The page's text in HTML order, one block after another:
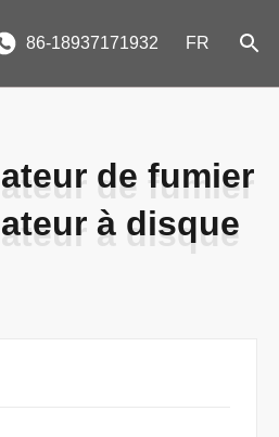
86-18937171932 FR
de fumier
à disque
de fumier
à disque